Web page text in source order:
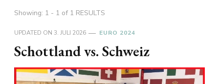
Showing: 1 - 1 of 1 RESULTS
UPDATED ON 3. JULI 2026 EURO 2024
Schottland vs. Schweiz